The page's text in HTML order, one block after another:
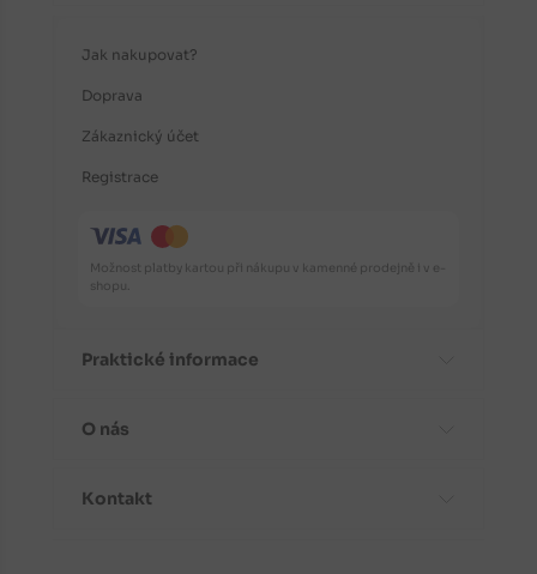
Jak nakupovat?
Doprava
Zákaznický účet
Registrace
Možnost platby kartou při nákupu v kamenné prodejně i v e-
shopu.
Praktické informace
Časté dotazy
O nás
Aktuality
Kontakt